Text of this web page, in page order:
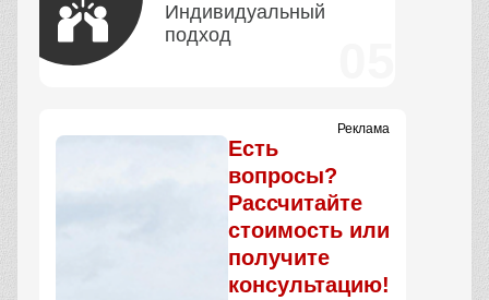
Индивидуальный
подход
Реклама
Есть
вопросы?
Рассчитайте
стоимость или
получите
консультацию!